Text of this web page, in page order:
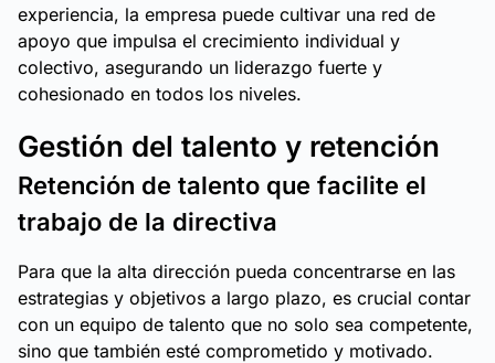
experiencia, la empresa puede cultivar una red de
apoyo que impulsa el crecimiento individual y
colectivo, asegurando un liderazgo fuerte y
cohesionado en todos los niveles.
Gestión del talento y retención
Retención de talento que facilite el
trabajo de la directiva
Para que la alta dirección pueda concentrarse en las
estrategias y objetivos a largo plazo, es crucial contar
con un equipo de talento que no solo sea competente,
sino que también esté comprometido y motivado.